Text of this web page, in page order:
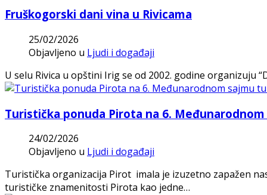
Fruškogorski dani vina u Rivicama
25/02/2026
Objavljeno u Ljudi i događaji
U selu Rivica u opštini Irig se od 2002. godine organizuju
Turistička ponuda Pirota na 6.
24/02/2026
Objavljeno u Ljudi i događaji
Turistička organizacija Pirot imala je izuzetno zapažen
turističke znamenitosti Pirota kao jedne…